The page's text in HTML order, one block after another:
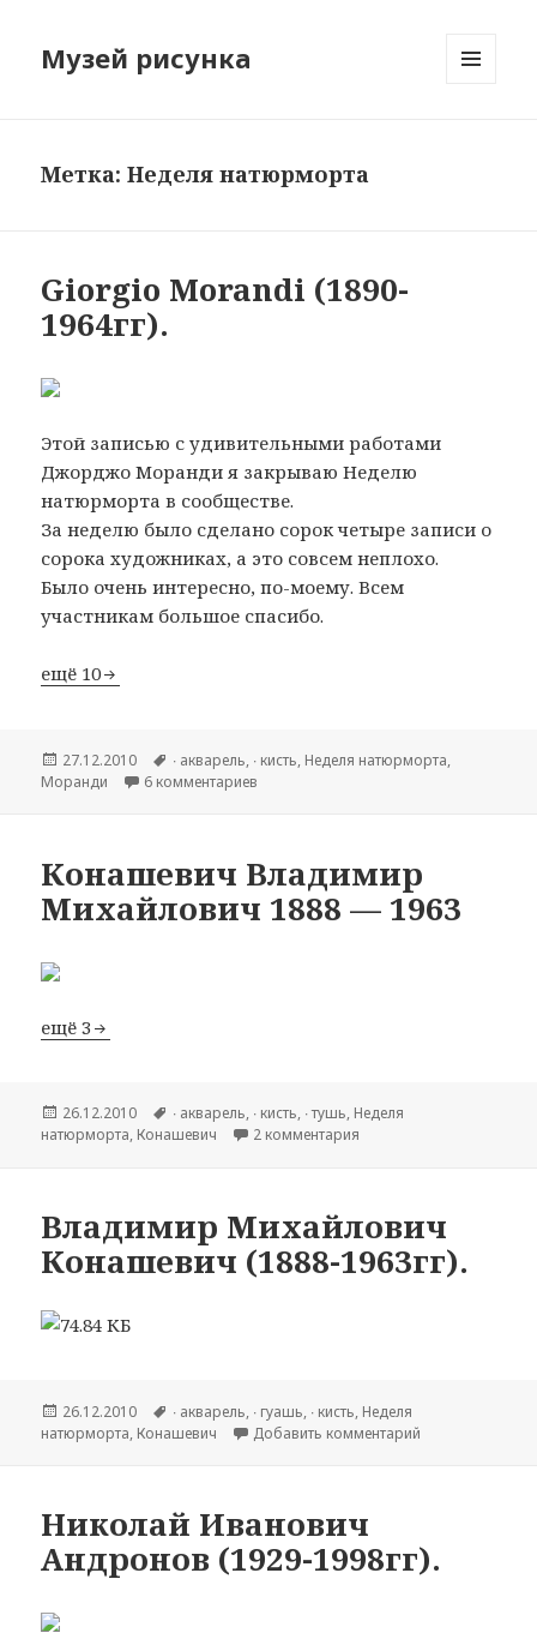
Музей рисунка
Метка: Hеделя натюрморта
Giorgio Morandi (1890-
1964гг).
Этой записью с удивительными работами
Джорджо Моранди я закрываю Неделю
натюрморта в сообществе.
За неделю было сделано сорок четыре записи о
сорока художниках, а это совсем неплохо.
Было очень интересно, по-моему. Всем
участникам большое спасибо.
ещё 10
Опубликовано
27.12.2010 Метки
∙ акварель, ∙ кисть, Hеделя натюрморта,
Моранди
6 комментариев
Конашевич Владимир
Михайлович 1888 — 1963
ещё 3
Опубликовано
26.12.2010 Метки
∙ акварель, ∙ кисть, ∙ тушь, Hеделя
натюрморта, Конашевич 2 комментария
Владимир Михайлович
Конашевич (1888-1963гг).
Опубликовано
26.12.2010 Метки
∙ акварель, ∙ гуашь, ∙ кисть, Hеделя
натюрморта, Конашевич Добавить комментарий
Николай Иванович
Андронов (1929-1998гг).